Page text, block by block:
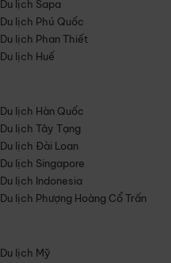
Du lịch Sapa
Du lịch Phú Quốc
Du lịch Phan Thiết
Du lịch Huế
Du lịch Hàn Quốc
Du lịch Tây Tạng
Du lịch Đài Loan
Du lịch Singapore
Du lịch Indonesia
Du lịch Phượng Hoàng Cổ Trấn
Du lịch Mỹ